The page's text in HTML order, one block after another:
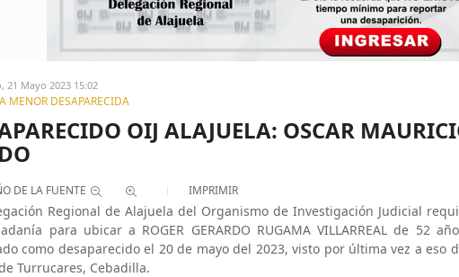
21 Mayo 2023 15:02
MENOR DESAPARECIDA
OIJ ALAJUELA: OSCAR
DE LA FUENTE IMPRIMIR
Regional de Alajuela del Organismo de Investigación Judicial
para ubicar a ROGER GERARDO RUGAMA VILLARREAL de 52
como desaparecido el 20 de mayo del 2023, visto por última vez a eso
Turrucares, Cebadilla.